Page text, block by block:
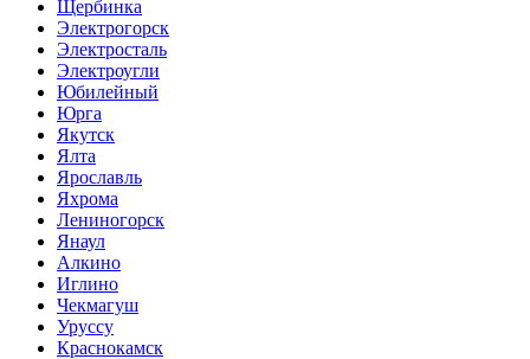
Щербинка
Электрогорск
Электросталь
Электроугли
Юбилейный
Юрга
Якутск
Ялта
Ярославль
Яхрома
Лениногорск
Янаул
Алкино
Иглино
Чекмагуш
Уруссу
Краснокамск